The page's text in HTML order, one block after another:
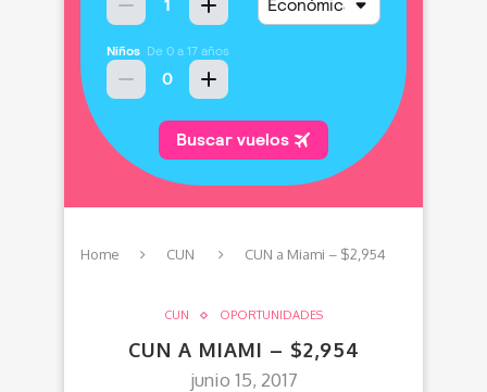
Home CUN CUN a Miami – $2,954
CUN OPORTUNIDADES
CUN A MIAMI – $2,954
junio 15, 2017